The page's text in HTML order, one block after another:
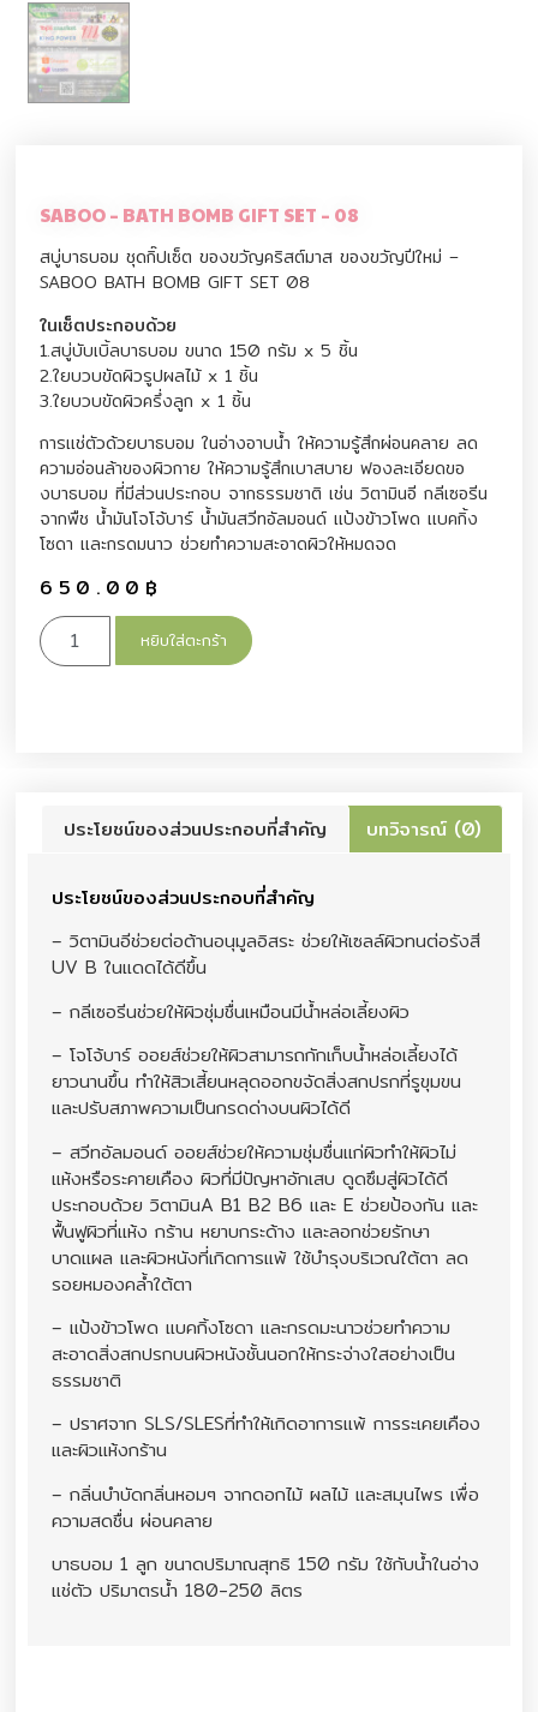
SABOO – BATH BOMB GIFT SET – 08
สบู่บาธบอม ชุดกิ๊ปเซ็ต ของขวัญคริสต์มาส ของขวัญปีใหม่ –
SABOO BATH BOMB GIFT SET 08
ในเซ็ตประกอบด้วย
1.สบู่บับเบิ้ลบาธบอม ขนาด 150 กรัม x 5 ชิ้น
2.ใยบวบขัดผิวรูปผลไม้ x 1 ชิ้น
3.ใยบวบขัดผิวครึ่งลูก x 1 ชิ้น
การแช่ตัวด้วยบาธบอม ในอ่างอาบน้ำ ให้ความรู้สึกผ่อนคลาย ลด
ความอ่อนล้าของผิวกาย ให้ความรู้สึกเบาสบาย ฟองละเอียดขอ
งบาธบอม ที่มีส่วนประกอบ จากธรรมชาติ เช่น วิตามินอี กลีเซอรีน
จากพืช น้ำมันโจโจ้บาร์ น้ำมันสวีทอัลมอนด์ แป้งข้าวโพด แบคกิ้ง
โซดา และกรดมนาว ช่วยทำความสะอาดผิวให้หมดจด
650.00 ฿
หยิบใส่ตะกร้า
ประโยชน์ของส่วนประกอบที่สำคัญ บทวิจารณ์ (0)
ประโยชน์ของส่วนประกอบที่สำคัญ
– วิตามินอีช่วยต่อต้านอนุมูลอิสระ ช่วยให้เซลล์ผิวทนต่อรังสี
UV B ในแดดได้ดีขึ้น
– กลีเซอรีนช่วยให้ผิวชุ่มชื่นเหมือนมีน้ำหล่อเลี้ยงผิว
– โจโจ้บาร์ ออยส์ช่วยให้ผิวสามารถกักเก็บน้ำหล่อเลี้ยงได้
ยาวนานขึ้น ทำให้สิวเสี้ยนหลุดออกขจัดสิ่งสกปรกที่รูขุมขน
และปรับสภาพความเป็นกรดด่างบนผิวได้ดี
– สวีทอัลมอนด์ ออยส์ช่วยให้ความชุ่มชื่นแก่ผิวทำให้ผิวไม่
แห้งหรือระคายเคือง ผิวที่มีปัญหาอักเสบ ดูดซึมสู่ผิวได้ดี
ประกอบด้วย วิตามินA B1 B2 B6 และ E ช่วยป้องกัน และ
ฟื้นฟูผิวที่แห้ง กร้าน หยาบกระด้าง และลอกช่วยรักษา
บาดแผล และผิวหนังที่เกิดการแพ้ ใช้บำรุงบริเวณใต้ตา ลด
รอยหมองคล้ำใต้ตา
– แป้งข้าวโพด แบคกิ้งโซดา และกรดมะนาวช่วยทำความ
สะอาดสิ่งสกปรกบนผิวหนังชั้นนอกให้กระจ่างใสอย่างเป็น
ธรรมชาติ
– ปราศจาก SLS/SLESที่ทำให้เกิดอาการแพ้ การระเคยเคือง
และผิวแห้งกร้าน
– กลิ่นบำบัดกลิ่นหอมๆ จากดอกไม้ ผลไม้ และสมุนไพร เพื่อ
ความสดชื่น ผ่อนคลาย
บาธบอม 1 ลูก ขนาดปริมาณสุทธิ 150 กรัม ใช้กับน้ำในอ่าง
แช่ตัว ปริมาตรน้ำ 180-250 ลิตร